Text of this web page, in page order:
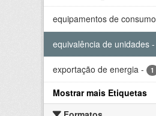
equipamentos de consumo
equivalência de unidades -
exportação de energia - 1
Mostrar mais Etiquetas